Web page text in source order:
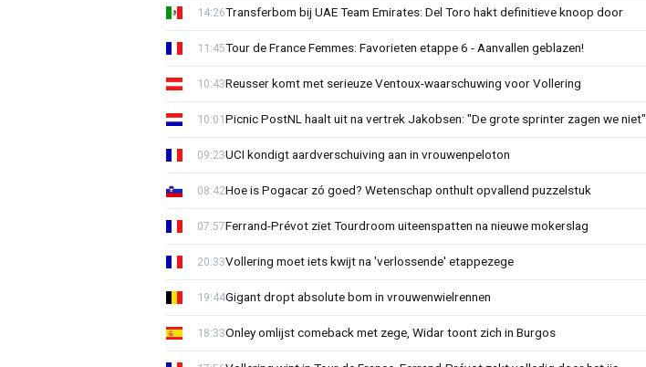
Transferbom bij UAE Team Emirates: Del Toro hakt definitieve knoop door
14:26
Tour de France Femmes: Favorieten etappe 6 - Aanvallen geblazen!
11:45
Reusser komt met serieuze Ventoux-waarschuwing voor Vollering
10:43
Picnic PostNL haalt uit na vertrek Jakobsen: "De grote sprinter zagen we niet"
10:01
UCI kondigt aardverschuiving aan in vrouwenpeloton
09:23
Hoe is Pogacar zó goed? Wetenschap onthult opvallend puzzelstuk
08:42
Ferrand-Prévot ziet Tourdroom uiteenspatten na nieuwe mokerslag
07:57
Vollering moet iets kwijt na 'verlossende' etappezege
20:33
Gigant dropt absolute bom in vrouwenwielrennen
19:44
Onley omlijst comeback met zege, Widar toont zich in Burgos
18:33